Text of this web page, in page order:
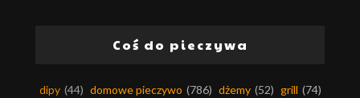
Coś do pieczywa
dipy (44) domowe pieczywo (786) dżemy (52) grill (74)